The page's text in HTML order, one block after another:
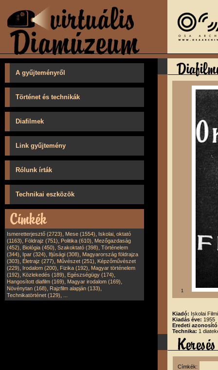
A gyűjteményről
Történet és technikák
Diafilmek
Link gyűjtemény
Rólunk írták
Technikai eszközök
Ismeretterjesztő (2723), Mese (1554), Iskolai, oktató
(1163), Földrajz (751), Politika (610), Mezőgazdaság
(452), Biológia (450), Szakoktató (398), Történelem
(344), Ipar (324), Ifjúsági (308), Magyarország földrajza
(303), Életrajz (277), Művészet (251), Képzőművészet
(229), Irodalom (200), Fizika (192), Magyar történelem
(192), Közlekedés (189), Egészségügy (174),
Hangosított diafilm (169), Magyar irodalom (169),
Növénytan (168), Rajzfilm alapján (133),
Technikatörténet (129),
1
Kiadó: Iskolai
Kiadás éve: 1955
Eredeti
Technika: 1
Címkék: